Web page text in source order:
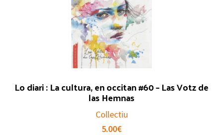
Lo diari : La cultura, en occitan #60 – Las Votz de
las Hemnas
Collectiu
5.00€